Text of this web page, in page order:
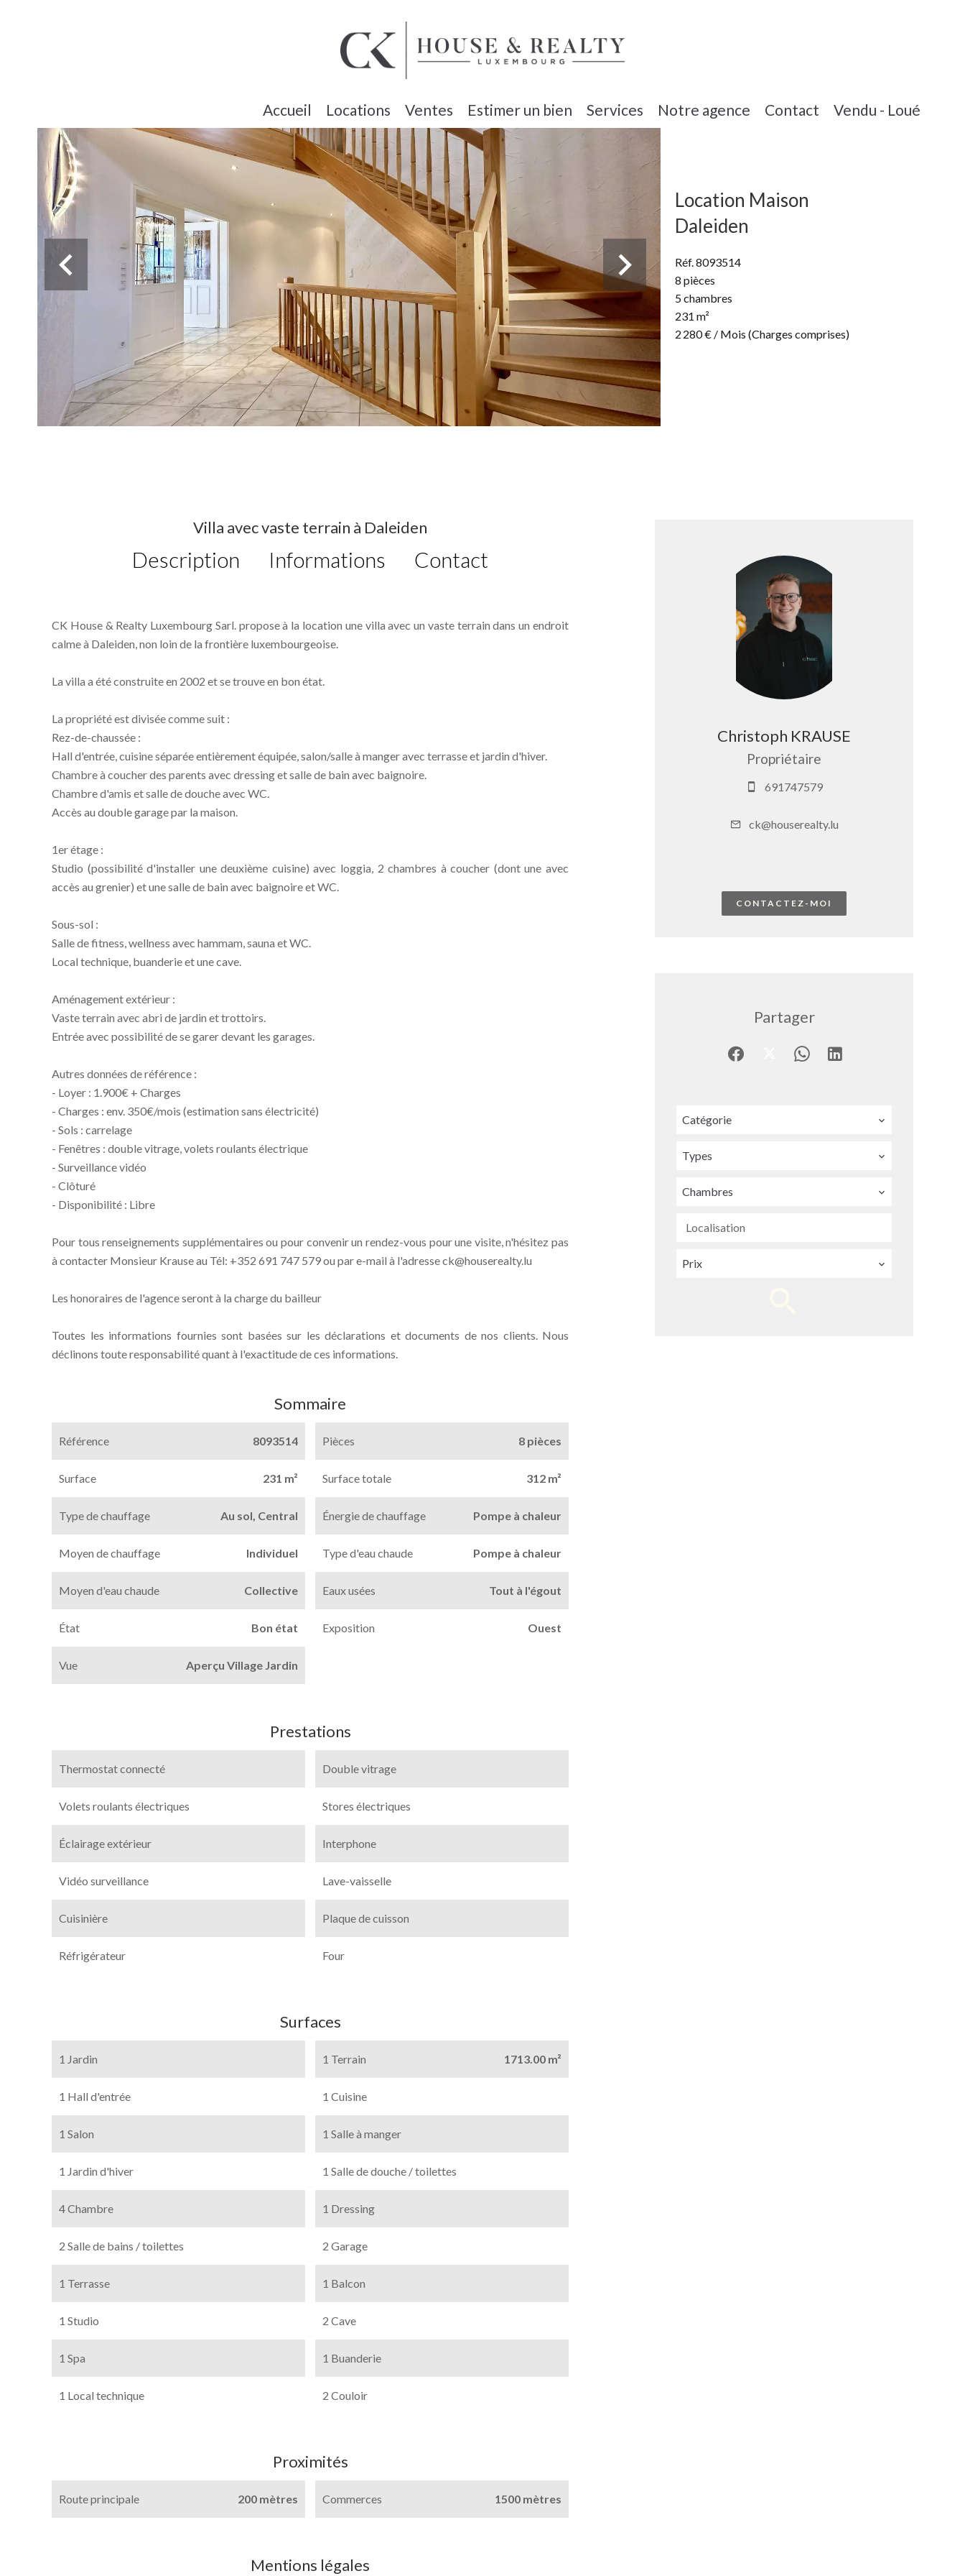
Accueil Locations Ventes Estimer un bien Services Notre agence Contact Vendu - Loué
Location Maison
Daleiden
Réf. 8093514
8 pièces
5 chambres
231 m²
2 280 € / Mois (Charges comprises)
Villa avec vaste terrain à Daleiden
Description Informations Contact
CK House & Realty Luxembourg Sarl. propose à la location une villa avec un vaste terrain dans un endroit
calme à Daleiden, non loin de la frontière luxembourgeoise.
La villa a été construite en 2002 et se trouve en bon état.
La propriété est divisée comme suit :
Rez-de-chaussée :
Hall d'entrée, cuisine séparée entièrement équipée, salon/salle à manger avec terrasse et jardin d'hiver.
Chambre à coucher des parents avec dressing et salle de bain avec baignoire.
Chambre d'amis et salle de douche avec WC.
Accès au double garage par la maison.
1er étage :
Studio (possibilité d'installer une deuxième cuisine) avec loggia, 2 chambres à coucher (dont une avec
accès au grenier) et une salle de bain avec baignoire et WC.
Sous-sol :
Salle de fitness, wellness avec hammam, sauna et WC.
Local technique, buanderie et une cave.
Aménagement extérieur :
Vaste terrain avec abri de jardin et trottoirs.
Entrée avec possibilité de se garer devant les garages.
Autres données de référence :
- Loyer : 1.900€ + Charges
- Charges : env. 350€/mois (estimation sans électricité)
- Sols : carrelage
- Fenêtres : double vitrage, volets roulants électrique
- Surveillance vidéo
- Clôturé
- Disponibilité : Libre
Pour tous renseignements supplémentaires ou pour convenir un rendez-vous pour une visite, n'hésitez pas
à contacter Monsieur Krause au Tél: +352 691 747 579 ou par e-mail à l'adresse ck@houserealty.lu
Les honoraires de l'agence seront à la charge du bailleur
Toutes les informations fournies sont basées sur les déclarations et documents de nos clients. Nous
déclinons toute responsabilité quant à l'exactitude de ces informations.
Sommaire
Référence 8093514 Pièces 8 pièces
Surface 231 m² Surface totale 312 m²
Type de chauffage Au sol, Central Énergie de chauffage Pompe à chaleur
Moyen de chauffage Individuel Type d'eau chaude Pompe à chaleur
Moyen d'eau chaude Collective Eaux usées Tout à l'égout
État Bon état Exposition Ouest
Vue Aperçu Village Jardin
Prestations
Thermostat connecté Double vitrage
Volets roulants électriques Stores électriques
Éclairage extérieur Interphone
Vidéo surveillance Lave-vaisselle
Cuisinière Plaque de cuisson
Réfrigérateur Four
Surfaces
1 Jardin 1 Terrain 1713.00 m²
1 Hall d'entrée 1 Cuisine
1 Salon 1 Salle à manger
1 Jardin d'hiver 1 Salle de douche / toilettes
4 Chambre 1 Dressing
2 Salle de bains / toilettes 2 Garage
1 Terrasse 1 Balcon
1 Studio 2 Cave
1 Spa 1 Buanderie
1 Local technique 2 Couloir
Proximités
Route principale 200 mètres Commerces 1500 mètres
Mentions légales
Christoph KRAUSE
Propriétaire
691747579
ck@houserealty.lu
CONTACTEZ-MOI
Partager
Catégorie
Types
Chambres
Localisation
Prix